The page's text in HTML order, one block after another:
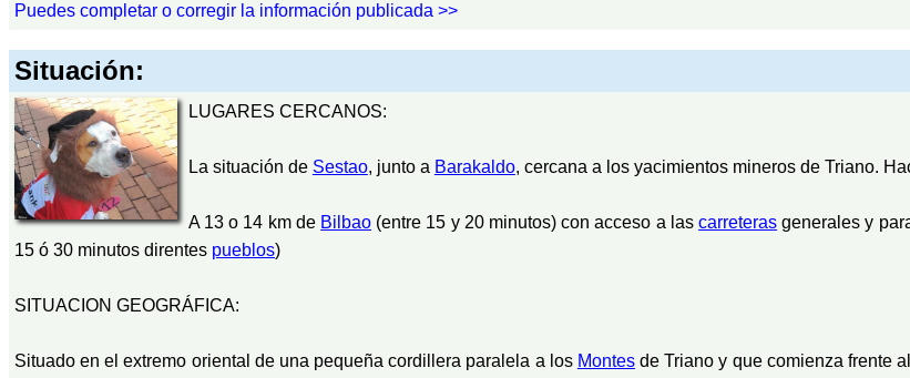
Puedes completar o corregir la información publicada >>
Situación:
LUGARES CERCANOS:
La situación de Sestao, junto a Barakaldo, cercana a los yacimientos mineros de Triano.
A 13 o 14 km de Bilbao (entre 15 y 20 minutos) con acceso a lascarreteras generales y
15 ó 30 minutos direntes pueblos)
SITUACION GEOGRÁFICA:
Situado en el extremo oriental de una pequeña cordillera paralela a los Montesde Triano y que comienza frente al